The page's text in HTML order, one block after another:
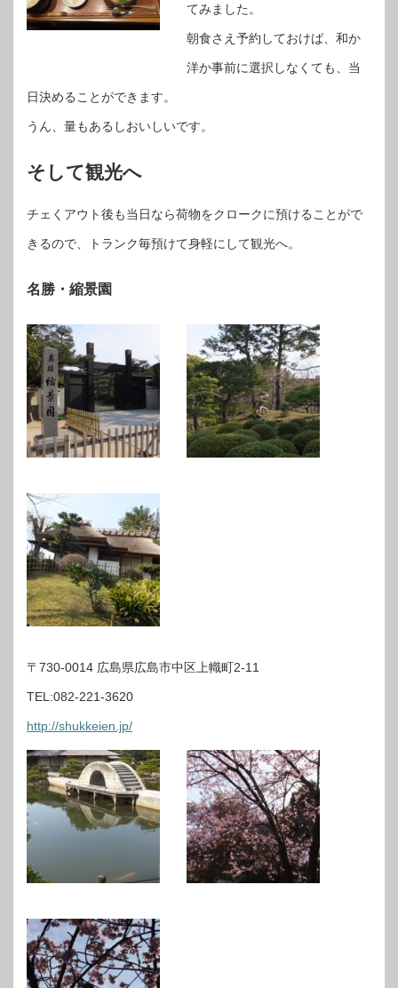
てみました。
朝食さえ予約しておけば、和か
洋か事前に選択しなくても、当
日決めることができます。
うん、量もあるしおいしいです。
そして観光へ
チェくアウト後も当日なら荷物をクロークに預けることがで
きるので、トランク毎預けて身軽にして観光へ。
名勝・縮景園
〒730-0014 広島県広島市中区上幟町2-11
TEL:082-221-3620
http://shukkeien.jp/